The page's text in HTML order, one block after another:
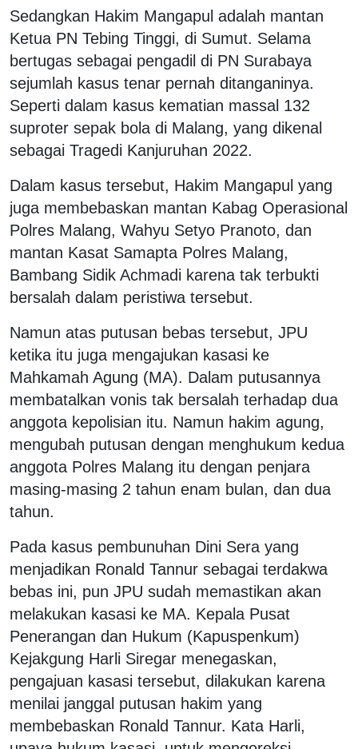
Sedangkan Hakim Mangapul adalah mantan
Ketua PN Tebing Tinggi, di Sumut. Selama
bertugas sebagai pengadil di PN Surabaya
sejumlah kasus tenar pernah ditanganinya.
Seperti dalam kasus kematian massal 132
suproter sepak bola di Malang, yang dikenal
sebagai Tragedi Kanjuruhan 2022.
Dalam kasus tersebut, Hakim Mangapul yang
juga membebaskan mantan Kabag Operasional
Polres Malang, Wahyu Setyo Pranoto, dan
mantan Kasat Samapta Polres Malang,
Bambang Sidik Achmadi karena tak terbukti
bersalah dalam peristiwa tersebut.
Namun atas putusan bebas tersebut, JPU
ketika itu juga mengajukan kasasi ke
Mahkamah Agung (MA). Dalam putusannya
membatalkan vonis tak bersalah terhadap dua
anggota kepolisian itu. Namun hakim agung,
mengubah putusan dengan menghukum kedua
anggota Polres Malang itu dengan penjara
masing-masing 2 tahun enam bulan, dan dua
tahun.
Pada kasus pembunuhan Dini Sera yang
menjadikan Ronald Tannur sebagai terdakwa
bebas ini, pun JPU sudah memastikan akan
melakukan kasasi ke MA. Kepala Pusat
Penerangan dan Hukum (Kapuspenkum)
Kejakgung Harli Siregar menegaskan,
pengajuan kasasi tersebut, dilakukan karena
menilai janggal putusan hakim yang
membebaskan Ronald Tannur. Kata Harli,